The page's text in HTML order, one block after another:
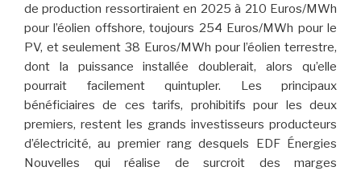
de production ressortiraient en 2025 à 210 Euros/MWh
pour l’éolien offshore, toujours 254 Euros/MWh pour le
PV, et seulement 38 Euros/MWh pour l’éolien terrestre,
dont la puissance installée doublerait, alors qu’elle
pourrait facilement quintupler. Les principaux
bénéficiaires de ces tarifs, prohibitifs pour les deux
premiers, restent les grands investisseurs producteurs
d’électricité, au premier rang desquels EDF Énergies
Nouvelles qui réalise de surcroit des marges